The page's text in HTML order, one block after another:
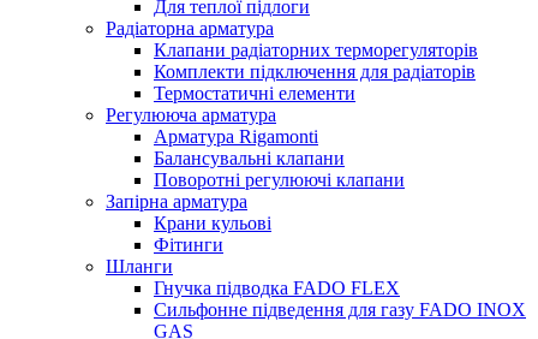
Для теплої підлоги
Радіаторна арматура
Клапани радіаторних терморегуляторів
Комплекти підключення для радіаторів
Термостатичні елементи
Регулююча арматура
Арматура Rigamonti
Балансувальні клапани
Поворотні регулюючі клапани
Запірна арматура
Крани кульові
Фітинги
Шланги
Гнучка підводка FADO FLEX
Сильфонне підведення для газу FADO INOX
GAS